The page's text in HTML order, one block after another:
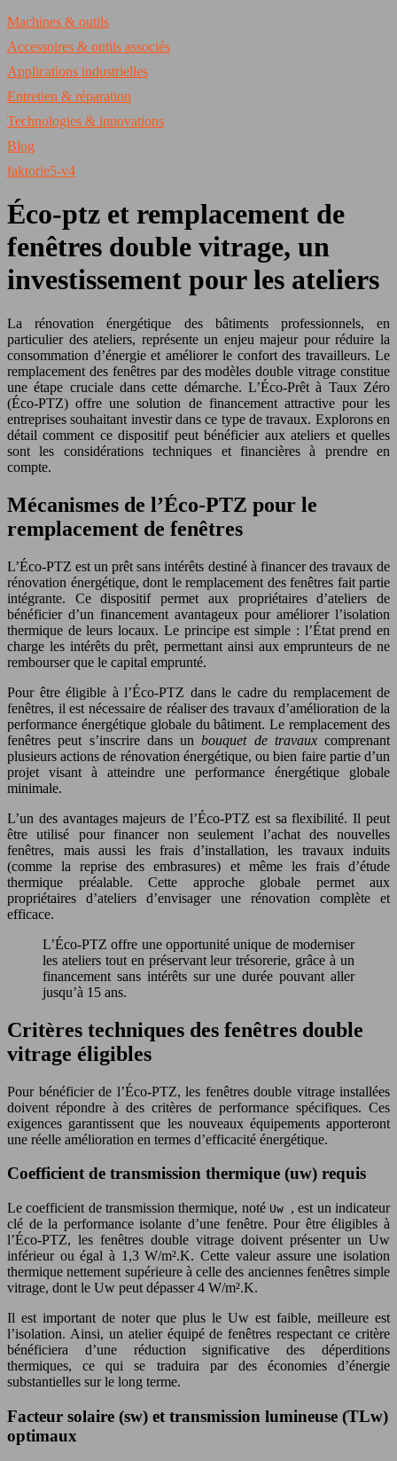
Machines & outils
Accessoires & outils associés
Applications industrielles
Entretien & réparation
Technologies & innovations
Blog
faktorie5-v4
Éco-ptz et remplacement de
fenêtres double vitrage, un
investissement pour les ateliers
La rénovation énergétique des bâtiments professionnels, en
particulier des ateliers, représente un enjeu majeur pour réduire la
consommation d’énergie et améliorer le confort des travailleurs. Le
remplacement des fenêtres par des modèles double vitrage constitue
une étape cruciale dans cette démarche. L’Éco-Prêt à Taux Zéro
(Éco-PTZ) offre une solution de financement attractive pour les
entreprises souhaitant investir dans ce type de travaux. Explorons en
détail comment ce dispositif peut bénéficier aux ateliers et quelles
sont les considérations techniques et financières à prendre en
compte.
Mécanismes de l’Éco-PTZ pour le
remplacement de fenêtres
L’Éco-PTZ est un prêt sans intérêts destiné à financer des travaux de
rénovation énergétique, dont le remplacement des fenêtres fait partie
intégrante. Ce dispositif permet aux propriétaires d’ateliers de
bénéficier d’un financement avantageux pour améliorer l’isolation
thermique de leurs locaux. Le principe est simple : l’État prend en
charge les intérêts du prêt, permettant ainsi aux emprunteurs de ne
rembourser que le capital emprunté.
Pour être éligible à l’Éco-PTZ dans le cadre du remplacement de
fenêtres, il est nécessaire de réaliser des travaux d’amélioration de la
performance énergétique globale du bâtiment. Le remplacement des
fenêtres peut s’inscrire dans unbouquet de travaux comprenant
plusieurs actions de rénovation énergétique, ou bien faire partie d’un
projet visant à atteindre une performance énergétique globale
minimale.
L’un des avantages majeurs de l’Éco-PTZ est sa flexibilité. Il peut
être utilisé pour financer non seulement l’achat des nouvelles
fenêtres, mais aussi les frais d’installation, les travaux induits
(comme la reprise des embrasures) et même les frais d’étude
thermique préalable. Cette approche globale permet aux
propriétaires d’ateliers d’envisager une rénovation complète et
efficace.
L’Éco-PTZ offre une opportunité unique de moderniser
les ateliers tout en préservant leur trésorerie, grâce à un
financement sans intérêts sur une durée pouvant aller
jusqu’à 15 ans.
Critères techniques des fenêtres double
vitrage éligibles
Pour bénéficier de l’Éco-PTZ, les fenêtres double vitrage installées
doivent répondre à des critères de performance spécifiques. Ces
exigences garantissent que les nouveaux équipements apporteront
une réelle amélioration en termes d’efficacité énergétique.
Coefficient de transmission thermique (uw) requis
Le coefficient de transmission thermique, noté Uw , est un indicateur
clé de la performance isolante d’une fenêtre. Pour être éligibles à
l’Éco-PTZ, les fenêtres double vitrage doivent présenter un Uw
inférieur ou égal à 1,3 W/m².K. Cette valeur assure une isolation
thermique nettement supérieure à celle des anciennes fenêtres simple
vitrage, dont le Uw peut dépasser 4 W/m².K.
Il est important de noter que plus le Uw est faible, meilleure est
l’isolation. Ainsi, un atelier équipé de fenêtres respectant ce critère
bénéficiera d’une réduction significative des déperditions
thermiques, ce qui se traduira par des économies d’énergie
substantielles sur le long terme.
Facteur solaire (sw) et transmission lumineuse (TLw)
optimaux